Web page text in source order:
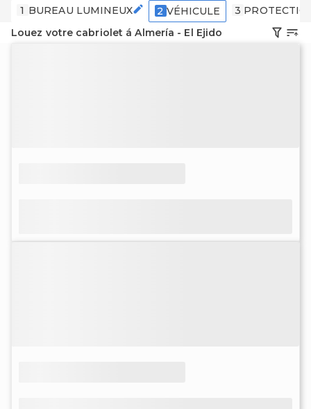
1 BUREAU LUMINEUX 2 VÉHICULE 3
Louez votre cabriolet á Almería - El Ejido